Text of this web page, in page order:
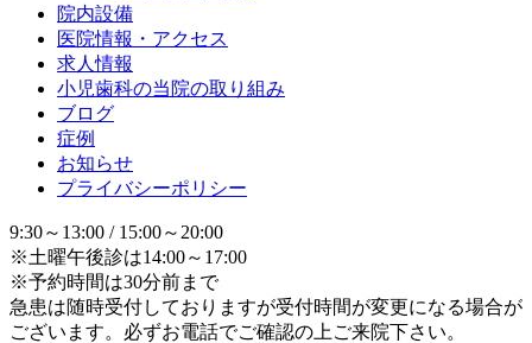
院内設備
医院情報・アクセス
求人情報
小児歯科の当院の取り組み
ブログ
症例
お知らせ
プライバシーポリシー
9:30～13:00 / 15:00～20:00
※土曜午後診は14:00～17:00
※予約時間は30分前まで
急患は随時受付しておりますが受付時間が変更になる場合が
ございます。必ずお電話でご確認の上ご来院下さい。